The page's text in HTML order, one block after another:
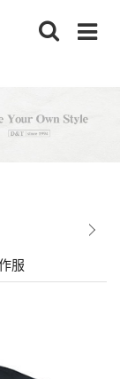
服